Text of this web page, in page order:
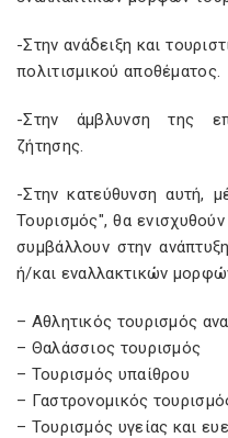
-Στην ανάδειξη και
πολιτισμικού αποθέματος.
-Στην άμβλυνση της
ζήτησης.
-Στην κατεύθυνση αυτή,
Τουρισμός", θα
συμβάλλουν στην
ή/και εναλλακτικών
– Αθλητικός τουρισμός
– Θαλάσσιος τουρισμός
– Τουρισμός υπαίθρου
– Γαστρονομικός
– Τουρισμός υγείας και